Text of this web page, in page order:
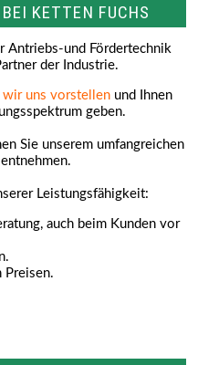
KETTEN FUCHS
Antriebs-und Fördertechnik
der Industrie.
wir uns vorstellenund Ihnen
geben.
Sie unserem umfangreichen
Leistungsfähigkeit:
auch beim Kunden vor
Preisen.